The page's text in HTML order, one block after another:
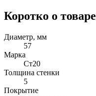
Коротко о товаре
Диаметр, мм
57
Марка
Ст20
Толщина стенки
5
Покрытие